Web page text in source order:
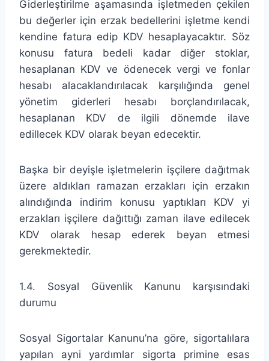
Giderleştirilme aşamasında işletmeden çekilen
bu değerler için erzak bedellerini işletme kendi
kendine fatura edip KDV hesaplayacaktır. Söz
konusu fatura bedeli kadar diğer stoklar,
hesaplanan KDV ve ödenecek vergi ve fonlar
hesabı alacaklandırılacak karşılığında genel
yönetim giderleri hesabı borçlandırılacak,
hesaplanan KDV de ilgili dönemde ilave
edillecek KDV olarak beyan edecektir.
Başka bir deyişle işletmelerin işçilere dağıtmak
üzere aldıkları ramazan erzakları için erzakın
alındığında indirim konusu yaptıkları KDV yi
erzakları işçilere dağıttığı zaman ilave edilecek
KDV olarak hesap ederek beyan etmesi
gerekmektedir.
1.4. Sosyal Güvenlik Kanunu karşısındaki
durumu
Sosyal Sigortalar Kanunu’na göre, sigortalılara
yapılan ayni yardımlar sigorta primine esas